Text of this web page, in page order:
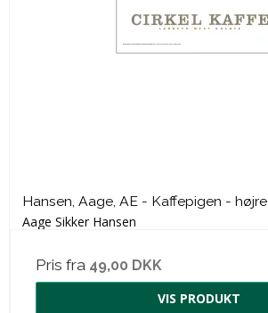
Hansen, Aage, AE - Kaffepigen - højre
Aage Sikker Hansen
Pris fra 49,00 DKK
VIS PRODUKT